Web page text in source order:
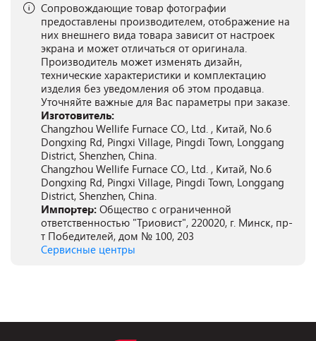
Сопровождающие товар фотографии
предоставлены производителем, отображение на
них внешнего вида товара зависит от настроек
экрана и может отличаться от оригинала.
Производитель может изменять дизайн,
технические характеристики и комплектацию
изделия без уведомления об этом продавца.
Уточняйте важные для Вас параметры при заказе.
Изготовитель:
Changzhou Wellife Furnace CO., Ltd. , Китай, No.6
Dongxing Rd, Pingxi Village, Pingdi Town, Longgang
District, Shenzhen, China.
Changzhou Wellife Furnace CO., Ltd. , Китай, No.6
Dongxing Rd, Pingxi Village, Pingdi Town, Longgang
District, Shenzhen, China.
Импортер: Общество с ограниченной
ответственностью "Триовист", 220020, г. Минск, пр-
т Победителей, дом № 100, 203
Сервисные центры